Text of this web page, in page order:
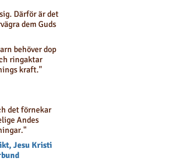
Därför är det
dem Guds
behöver dop
ringaktar
kraft."
det förnekar
Andes
Jesu Kristi